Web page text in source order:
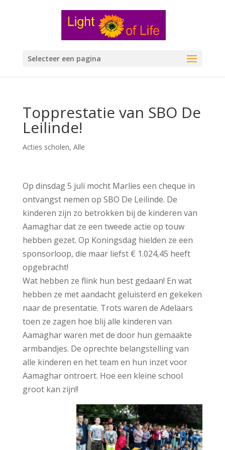
Selecteer een pagina
Topprestatie van SBO De
Leilinde!
Acties scholen, Alle
Op dinsdag 5 juli mocht Marlies een cheque in
ontvangst nemen op SBO De Leilinde. De
kinderen zijn zo betrokken bij de kinderen van
Aamaghar dat ze een tweede actie op touw
hebben gezet. Op Koningsdag hielden ze een
sponsorloop, die maar liefst € 1.024,45 heeft
opgebracht!
Wat hebben ze flink hun best gedaan! En wat
hebben ze met aandacht geluisterd en gekeken
naar de presentatie. Trots waren de Adelaars
toen ze zagen hoe blij alle kinderen van
Aamaghar waren met de door hun gemaakte
armbandjes. De oprechte belangstelling van
alle kinderen en het team en hun inzet voor
Aamaghar ontroert. Hoe een kleine school
groot kan zijn!!